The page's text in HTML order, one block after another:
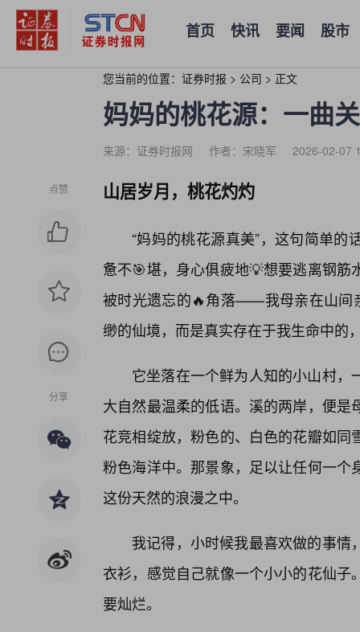
首页 快讯 要闻 股市
您当前的位置： 证券时报 > 公司 > 正文
妈妈的桃花源：一曲
来源：证券时报网 作者：宋晓军 2026-02-07
点赞
分享
山居岁月，桃花灼灼
“妈妈的桃花源真美”，这句简单
惫不🎯堪，身心俱疲地💡想要逃离钢
被时光遗忘的🔥角落——我母亲在山间
缈的仙境，而是真实存在于我生命中的
它坐落在一个鲜为人知的小山村
大自然最温柔的低语。溪的两岸，便
花竞相绽放，粉色的、白色的花瓣如
粉色海洋中。那景象，足以让任何一
这份天然的浪漫之中。
我记得，小时候我最喜欢做的事
衣衫，感觉自己就像一个小小的花仙
要灿烂。